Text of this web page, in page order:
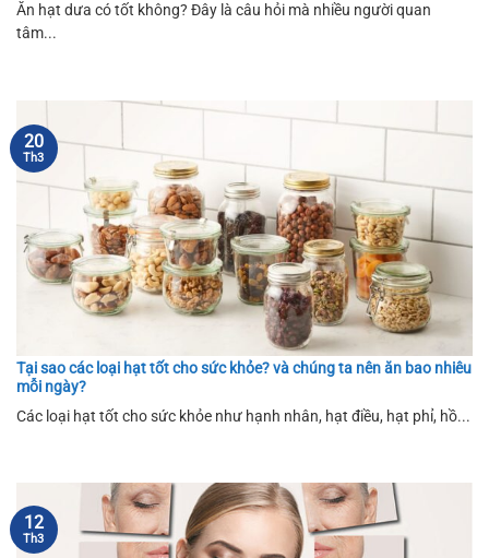
Ăn hạt dưa có tốt không? Đây là câu hỏi mà nhiều người quan
tâm...
Tại sao các loại hạt tốt cho sức khỏe? và chúng ta nên ăn bao nhiêu
mỗi ngày?
Các loại hạt tốt cho sức khỏe như hạnh nhân, hạt điều, hạt phỉ, hồ...
20
Th3
12
Th3